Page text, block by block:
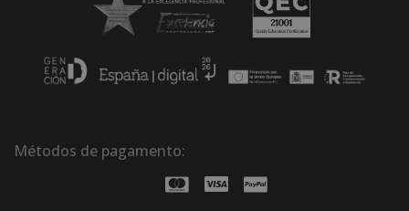
Métodos de pagamento: